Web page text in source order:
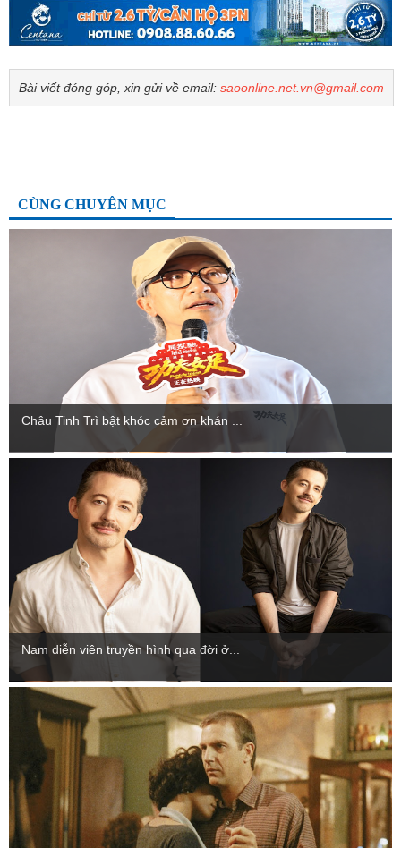
Bài viết đóng góp, xin gửi về email: saoonline.net.vn@gmail.com
CÙNG CHUYÊN MỤC
Châu Tinh Trì bật khóc cảm ơn khán ...
Nam diễn viên truyền hình qua đời ở...